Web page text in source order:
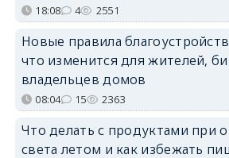
18:08 4 2551
Новые правила
что изменится для жителей,
владельцев домов
08:04 15 2363
Что делать с продуктами при
света летом и как избежать